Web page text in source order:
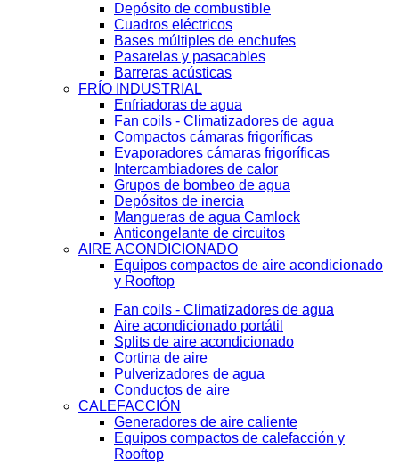
Depósito de combustible
Cuadros eléctricos
Bases múltiples de enchufes
Pasarelas y pasacables
Barreras acústicas
FRÍO INDUSTRIAL
Enfriadoras de agua
Fan coils - Climatizadores de agua
Compactos cámaras frigoríficas
Evaporadores cámaras frigoríficas
Intercambiadores de calor
Grupos de bombeo de agua
Depósitos de inercia
Mangueras de agua Camlock
Anticongelante de circuitos
AIRE ACONDICIONADO
Equipos compactos de aire acondicionado
y Rooftop
Fan coils - Climatizadores de agua
Aire acondicionado portátil
Splits de aire acondicionado
Cortina de aire
Pulverizadores de agua
Conductos de aire
CALEFACCIÓN
Generadores de aire caliente
Equipos compactos de calefacción y
Rooftop